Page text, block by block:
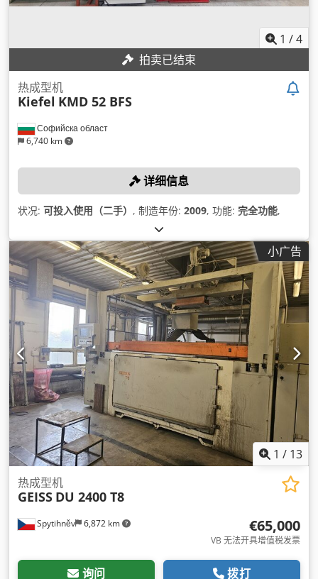
1 /4
拍卖已结束
Софийска област
6,740 km
热成型机
Kiefel KMD 52 BFS
详细信息
状况: 可投入使用（二手） , 制造年份: 2009, 功能: 完全功能,
小广告
1 / 13
Spytihněv 6,872 km
热成型机
GEISS DU 2400 T8
€65,000
VB 无法开具增值税发票
询问 拨打